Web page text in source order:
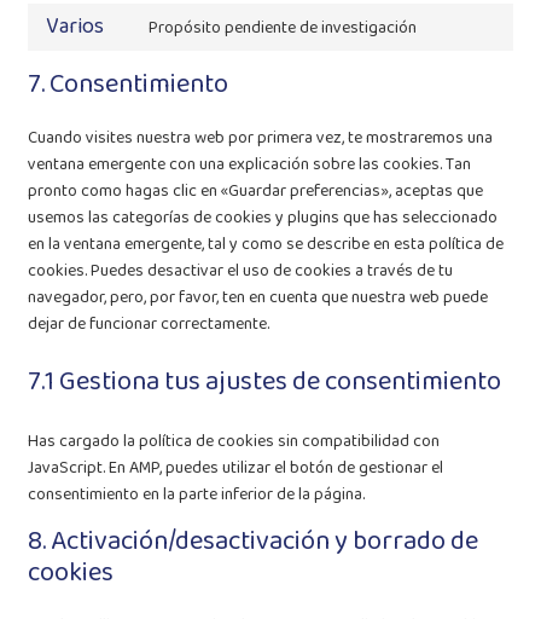
Varios Propósito pendiente de investigación
7. Consentimiento
Cuando visites nuestra web por primera vez, te mostraremos una
ventana emergente con una explicación sobre las cookies. Tan
pronto como hagas clic en «Guardar preferencias», aceptas que
usemos las categorías de cookies y plugins que has seleccionado
en la ventana emergente, tal y como se describe en esta política de
cookies. Puedes desactivar el uso de cookies a través de tu
navegador, pero, por favor, ten en cuenta que nuestra web puede
dejar de funcionar correctamente.
7.1 Gestiona tus ajustes de consentimiento
Has cargado la política de cookies sin compatibilidad con
JavaScript. En AMP, puedes utilizar el botón de gestionar el
consentimiento en la parte inferior de la página.
8. Activación/desactivación y borrado de
cookies